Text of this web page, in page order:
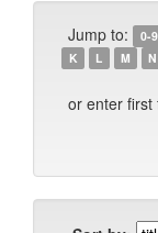
Jump to: 0-9
K
L M N
or enter first